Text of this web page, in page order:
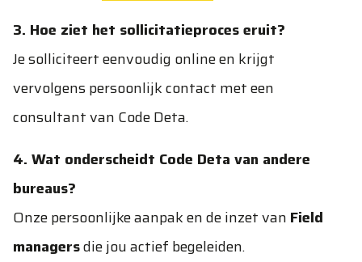
3. Hoe ziet het sollicitatieproces eruit?
Je solliciteert eenvoudig online en krijgt
vervolgens persoonlijk contact met een
consultant van Code Deta.
4. Wat onderscheidt Code Deta van andere
bureaus?
Onze persoonlijke aanpak en de inzet van Field
managersdie jou actief begeleiden.